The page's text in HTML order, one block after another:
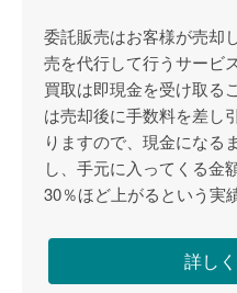
委託販売はお客様が売却
売を代行して行うサービ
買取は即現金を受け取る
は売却後に手数料を差し
りますので、現金になる
し、手元に入ってくる金
30％ほど上がるという実
詳し